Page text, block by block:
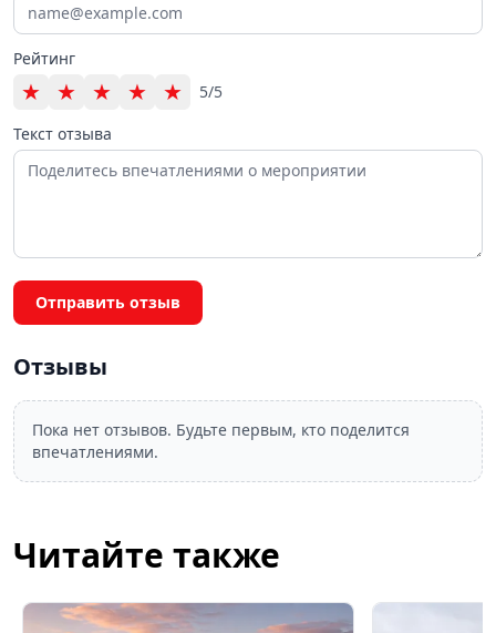
Рейтинг
★ ★ ★ ★ ★
5/5
Текст отзыва
Отправить отзыв
Отзывы
Пока нет отзывов. Будьте первым, кто поделится
впечатлениями.
Читайте также